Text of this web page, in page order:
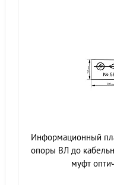
Информационный
опоры ВЛ до
муфт